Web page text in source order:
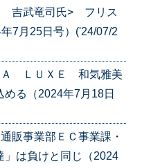
吉武竜司氏> フリス
7月25日号）('24/07/2
Ａ ＬＵＸＥ 和気雅美
る（2024年7月18日
販事業部ＥＣ事業課・
は負けと同じ（2024